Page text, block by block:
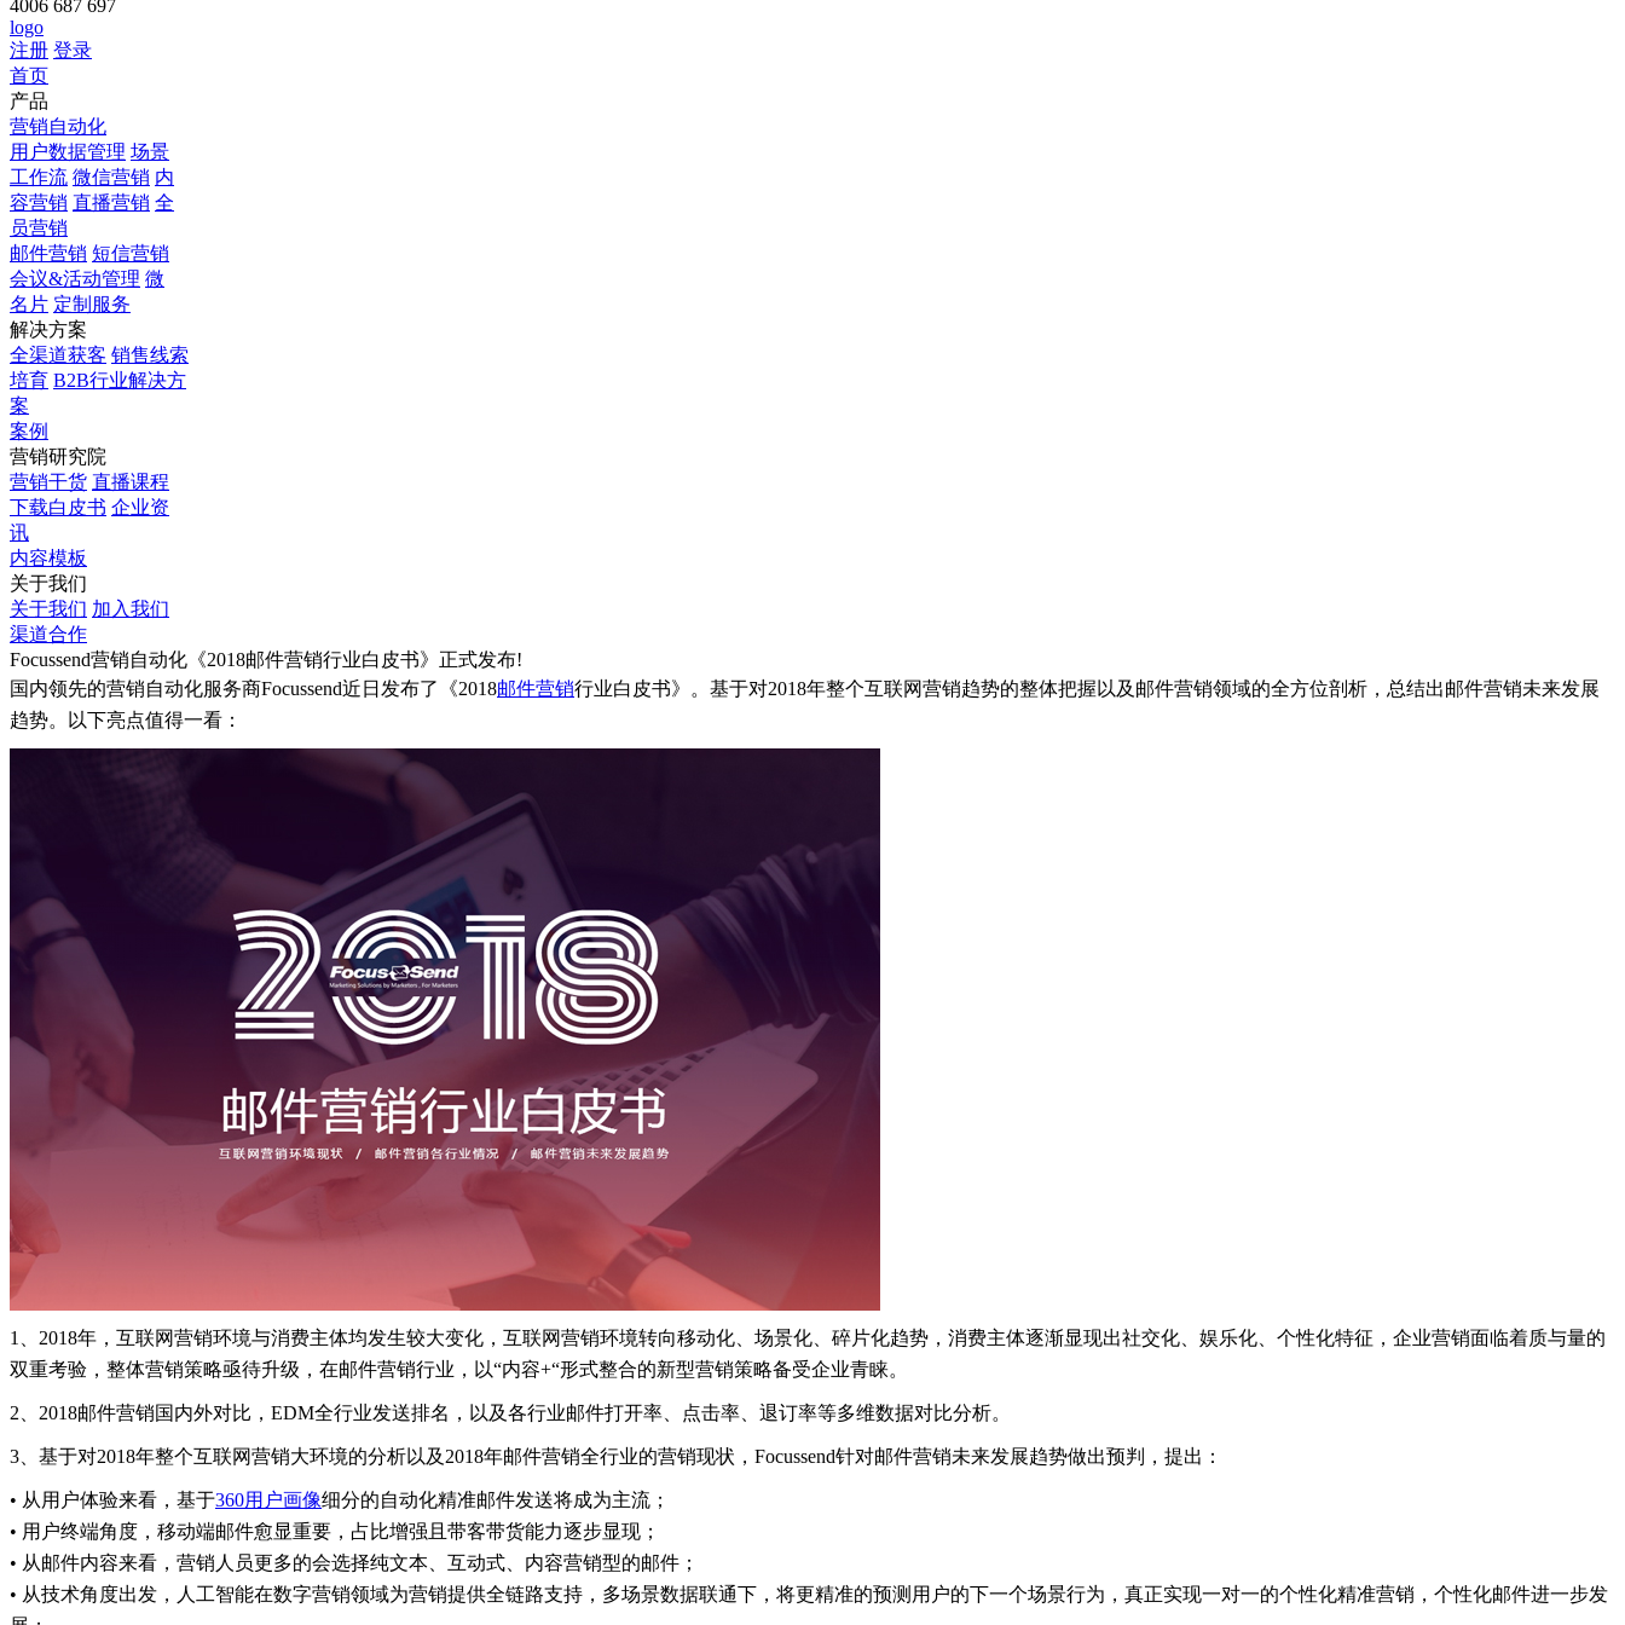
4006 687 697
logo
注册 登录
首页
产品
营销自动化
用户数据管理 场景
工作流 微信营销 内
容营销 直播营销 全
员营销
邮件营销 短信营销
会议&活动管理 微
名片 定制服务
解决方案
全渠道获客 销售线索
培育 B2B行业解决方
案
案例
营销研究院
营销干货 直播课程
下载白皮书 企业资
讯
内容模板
关于我们
关于我们 加入我们
渠道合作
Focussend营销自动化《2018邮件营销行业白皮书》正式发布!
国内领先的营销自动化服务商Focussend近日发布了《2018邮件营销行业白皮书》。基于对2018年整个互联网营销趋势的整体把握以及邮件营销领域的全方位剖析，总结出邮件营销未来发展
趋势。以下亮点值得一看：
1、2018年，互联网营销环境与消费主体均发生较大变化，互联网营销环境转向移动化、场景化、碎片化趋势，消费主体逐渐显现出社交化、娱乐化、个性化特征，企业营销面临着质与量的
双重考验，整体营销策略亟待升级，在邮件营销行业，以“内容+“形式整合的新型营销策略备受企业青睐。
2、2018邮件营销国内外对比，EDM全行业发送排名，以及各行业邮件打开率、点击率、退订率等多维数据对比分析。
3、基于对2018年整个互联网营销大环境的分析以及2018年邮件营销全行业的营销现状，Focussend针对邮件营销未来发展趋势做出预判，提出：
• 从用户体验来看，基于360用户画像细分的自动化精准邮件发送将成为主流；
• 用户终端角度，移动端邮件愈显重要，占比增强且带客带货能力逐步显现；
• 从邮件内容来看，营销人员更多的会选择纯文本、互动式、内容营销型的邮件；
• 从技术角度出发，人工智能在数字营销领域为营销提供全链路支持，多场景数据联通下，将更精准的预测用户的下一个场景行为，真正实现一对一的个性化精准营销，个性化邮件进一步发